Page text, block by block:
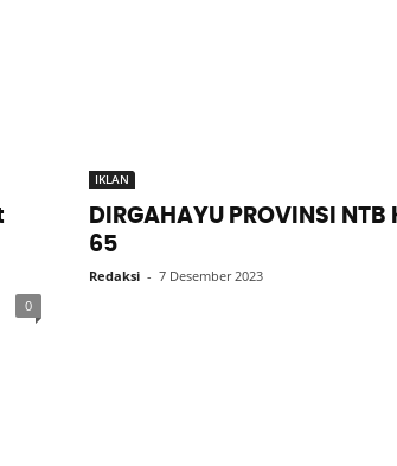
0
IKLAN
DIRGAHAYU PROVINSI NTB
65
Redaksi - 7 Desember 2023